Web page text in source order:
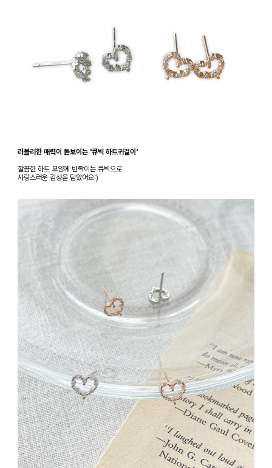
러블리한 매력이 돋보이는 '큐빅 하트귀걸이'
깔끔한 하트 모양에 반짝이는 큐빅으로
사랑스러운 감성을 담았어요:)